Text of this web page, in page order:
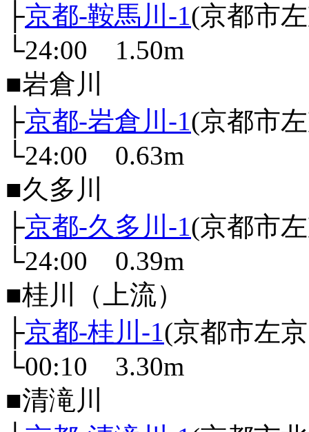
├京都-鞍馬川-1(京都市
└24:00 1.50m
■岩倉川
├京都-岩倉川-1(京都市
└24:00 0.63m
■久多川
├京都-久多川-1(京都市
└24:00 0.39m
■桂川（上流）
├京都-桂川-1(京都市左
└00:10 3.30m
■清滝川